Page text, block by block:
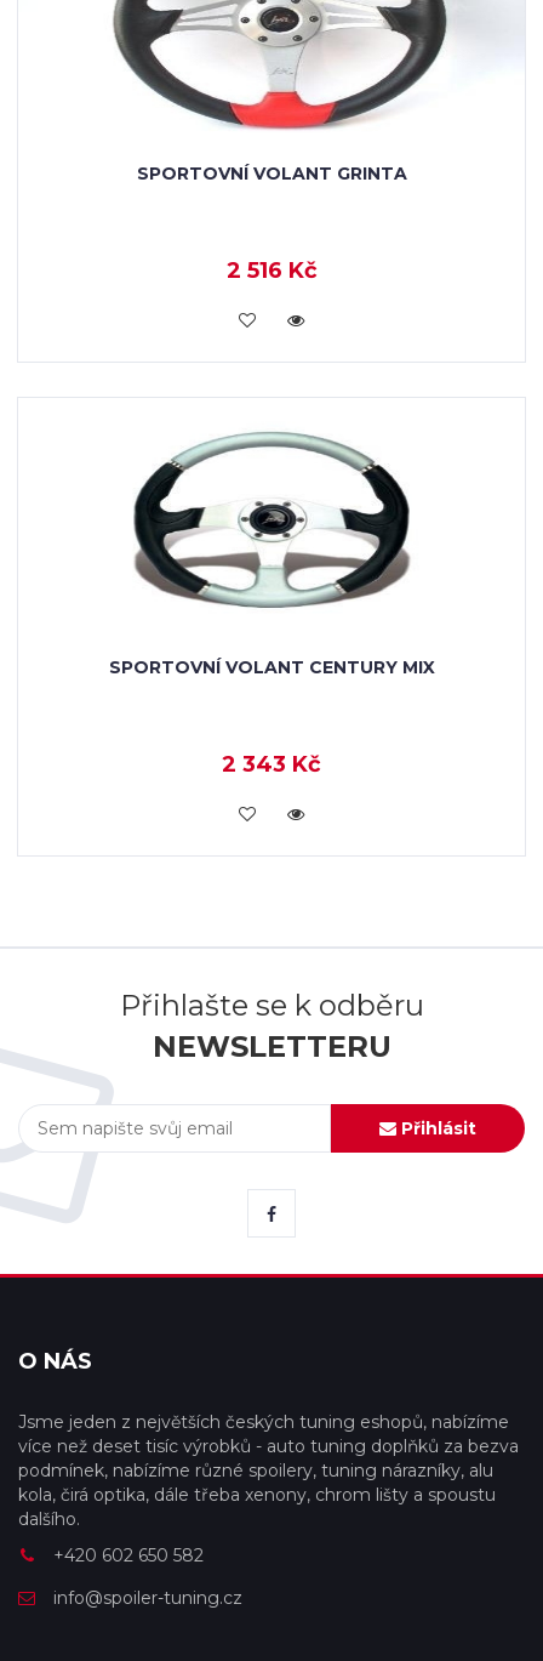
SPORTOVNÍ VOLANT GRINTA
2 516 Kč
KOUPIT
SPORTOVNÍ VOLANT CENTURY MIX
2 343 Kč
KOUPIT
Přihlašte se k odběru
NEWSLETTERU
Přihlásit
O NÁS
Jsme jeden z největších českých tuning eshopů, nabízíme
více než deset tisíc výrobků - auto tuning doplňků za bezva
podmínek, nabízíme různé spoilery, tuning nárazníky, alu
kola, čirá optika, dále třeba xenony, chrom lišty a spoustu
dalšího.
+420 602 650 582
info@spoiler-tuning.cz